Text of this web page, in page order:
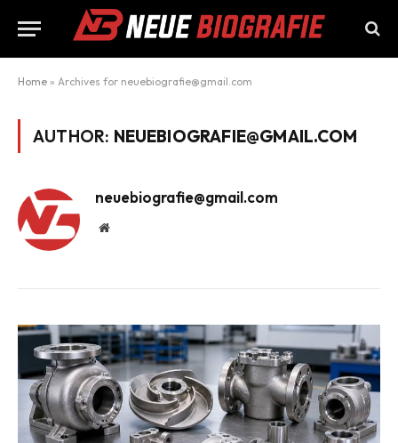
Home » Archives for neuebiografie@gmail.com
AUTHOR: NEUEBIOGRAFIE@GMAIL.COM
neuebiografie@gmail.com
Website